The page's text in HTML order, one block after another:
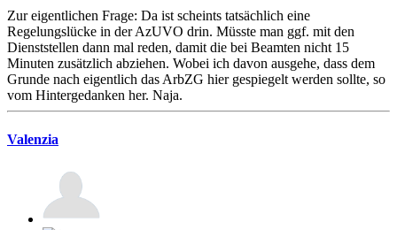
Zur eigentlichen Frage: Da ist scheints tatsächlich eine
Regelungslücke in der AzUVO drin. Müsste man ggf. mit den
Dienststellen dann mal reden, damit die bei Beamten nicht 15
Minuten zusätzlich abziehen. Wobei ich davon ausgehe, dass dem
Grunde nach eigentlich das ArbZG hier gespiegelt werden sollte, so
vom Hintergedanken her. Naja.
Valenzia